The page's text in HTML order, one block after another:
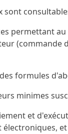
permettant
formules
minimes
et